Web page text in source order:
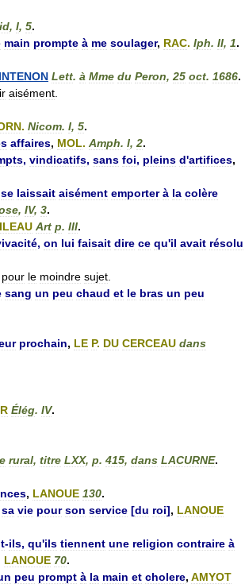
, I, 5.
main prompte à me soulager, RAC. Iph. II, 1.
Lett. à Mme du Peron, 25 oct. 1686.
aisément
. Nicom. I, 5.
affaires, MOL. Amph. I, 2.
, vindicatifs, sans foi, pleins d'artifices,
se laissait aisément emporter à la colère
, IV, 3.
Art p. III.
, on lui faisait dire ce qu'il avait résolu
pour le moindre sujet
sang un peu chaud et le bras un peu
prochain, LE P. DU CERCEAU dans
Élég. IV.
rural, titre LXX, p. 415, dans LACURNE.
, LANOUE 130.
sa vie pour son service [du roi], LANOUE
-ils, qu'ils tiennent une religion contraire à
LANOUE 70.
peu prompt à la main et cholere, AMYOT